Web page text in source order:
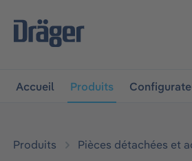
à la navigation principale
Accueil Produits
Produits Pièces détachées et